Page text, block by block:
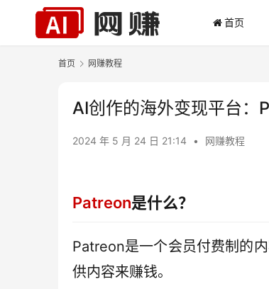
首页
首页 网赚教程
AI创作的海外变现平台：
2024 年 5 月 24 日 21:14 • 网赚教程
Patreon是什么？
Patreon是一个会员付费制的
供内容来赚钱。